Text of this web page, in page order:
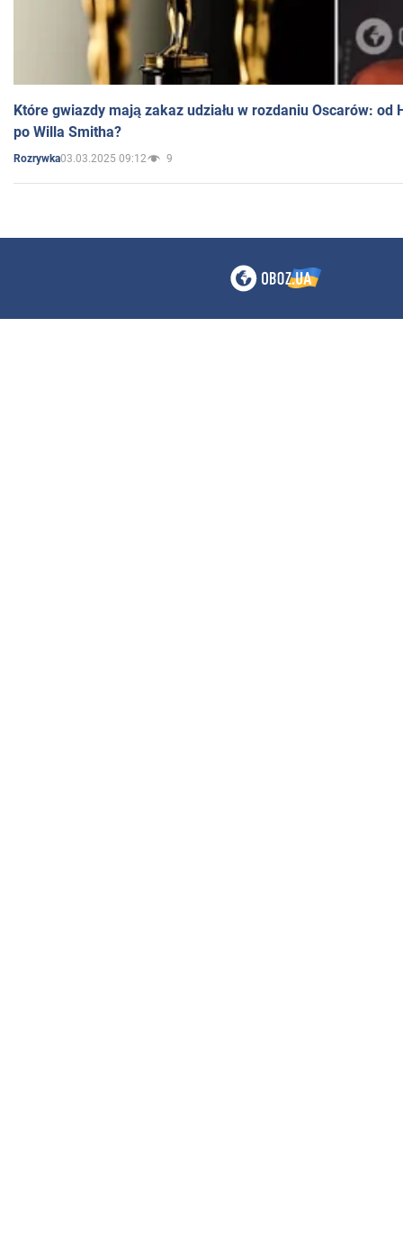
Które gwiazdy mają zakaz udziału w rozdaniu Oscarów: od
po Willa Smitha?
Rozrywka03.03.2025 09:12 9